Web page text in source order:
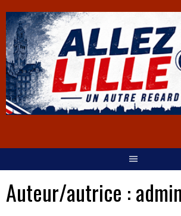
Auteur/autrice :admin